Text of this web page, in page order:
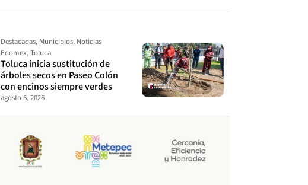
Destacadas, Municipios, Noticias
Edomex,Toluca
Toluca inicia sustitución de
árboles secos en Paseo Colón
con encinos siempre verdes
agosto 6, 2026